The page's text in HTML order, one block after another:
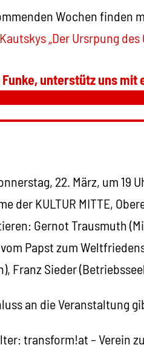
Wochen finden
„Der Ursrpung
Funke, unterstütz uns
22. März, um 19
der KULTUR MITTE,
Gernot Trausmuth
Papst zum
Franz Sieder
an die Veranstaltung
transform!at – Verein